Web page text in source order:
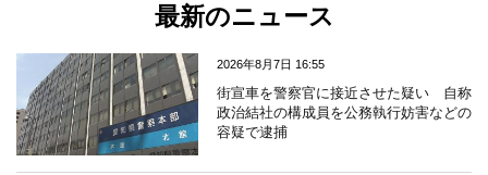
最新のニュース
2026年8月7日 16:55
街宣車を警察官に接近させた疑い 自称
政治結社の構成員を公務執行妨害などの
容疑で逮捕